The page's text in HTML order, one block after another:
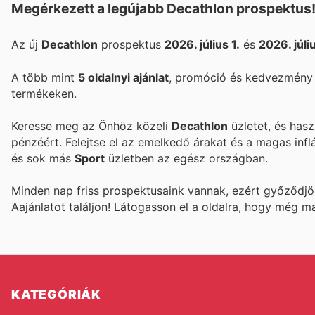
Megérkezett a legújabb Decathlon prospektus!
Az új Decathlon prospektus 2026. július 1. és 2026.
A több mint 5 oldalnyi ajánlat, promóció és
termékeken.
Keresse meg az Önhöz közeli Decathlon üzletet, és
pénzéért. Felejtse el az emelkedő árakat és a magas
és sok más Sport üzletben az egész országban.
Minden nap friss prospektusaink vannak, ezért
Aajánlatot találjon! Látogasson el a oldalra, hogy még
KATEGÓRIÁK